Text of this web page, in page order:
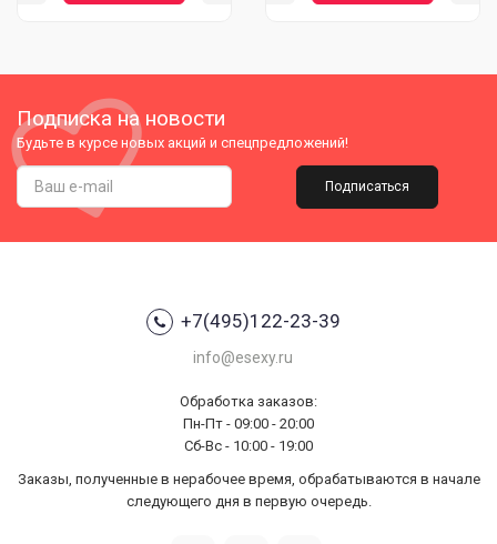
Подписка на новости
Будьте в курсе новых акций и спецпредложений!
Подписаться
+7(495)122-23-39
info@esexy.ru
Обработка заказов:
Пн-Пт - 09:00 - 20:00
Сб-Вс - 10:00 - 19:00
Заказы, полученные в нерабочее время, обрабатываются в начале
следующего дня в первую очередь.